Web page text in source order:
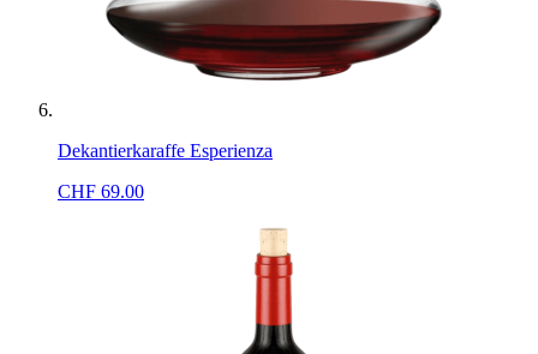
Dekantierkaraffe Esperienza
CHF 69.00